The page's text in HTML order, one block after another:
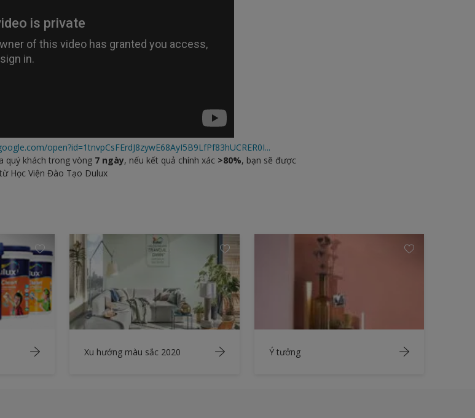
open?id=1tnvpCsFErdJ8zywE68AyI5B9LfPf83hUCRER0I...
quý khách trong vòng 7 ngày, nếu kết quả chính xác >80%, bạn sẽ được
Học Viện Đào Tạo Dulux
Xu hướng màu sắc 2020 Ý tưởng